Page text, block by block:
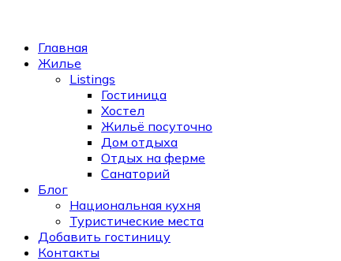
Главная
Жилье
Listings
Гостиница
Хостел
Жильё посуточно
Дом отдыха
Отдых на ферме
Санаторий
Блог
Национальная кухня
Туристические места
Добавить гостиницу
Контакты